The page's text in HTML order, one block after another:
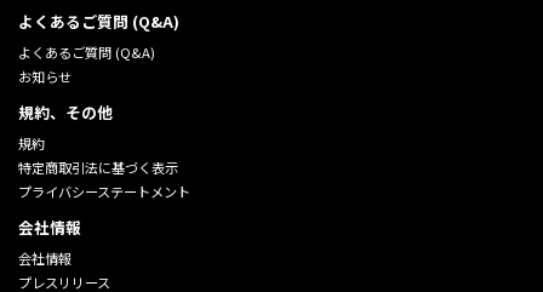
よくあるご質問 (Q&A)
よくあるご質問 (Q&A)
お知らせ
規約、その他
規約
特定商取引法に基づく表示
プライバシーステートメント
会社情報
会社情報
プレスリリース